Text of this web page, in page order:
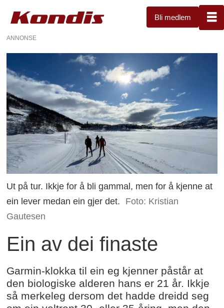
Bli medlem
ANNONSE
Ut på tur. Ikkje for å bli gammal, men for å kjenne at
ein lever medan ein gjer det.
Foto: Kristian
Gautesen
Ein av dei finaste
Garmin-klokka til ein eg kjenner påstår at
den biologiske alderen hans er 21 år. Ikkje
så merkeleg dersom det hadde dreidd seg